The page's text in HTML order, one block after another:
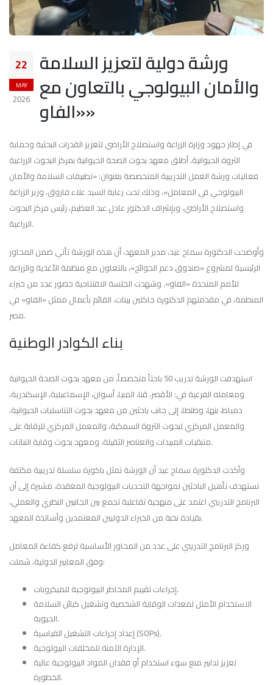
22
MAY
2026
ورشة دولية لتعزيز السلامة
والأمان البيولوجي بالتعاون مع
«الفاو»
في إطار جهود وزارة الزراعة واستصلاح الأراضي لتعزيز القدرات البحثية وحماية
الثروة الحيوانية، أطلق معهد بحوث الصحة الحيوانية بمركز البحوث الزراعية
فعاليات ورشة العمل التدريبية المتخصصة بعنوان: «تطبيقات السلامة والأمان
البيولوجي في المعامل»، وذلك تحت رعاية السيد علاء فاروق، وزير الزراعة
واستصلاح الأراضي، وبإشراف الدكتور عادل عبد العظيم، رئيس مركز البحوث
الزراعية.
وأوضحت الدكتورة سماح عيد، مدير المعهد، أن هذه الورشة تأتي ضمن المحاور
الرئيسية لمشروع «صندوق دعم الجوائح»، بالتعاون مع منظمة الأغذية والزراعة
للأمم المتحدة «الفاو». وشهدت الجلسة الافتتاحية حضور عدد من خبراء
المنظمة، في مقدمتهم الدكتورة جاكلين بينات، القائم بأعمال ممثل «الفاو» في
مصر.
بناء الكوادر الوطنية
استهدفت الورشة تدريب 50 باحثاً متخصصاً، من معهد بحوث الصحة الحيوانية
ومعامله الفرعية في: الأقصر، قنا، المنيا، أسوان، الإسماعيلية، الإسكندرية،
دمياط، بنها، وطنطا، إلى جانب باحثين من معهد بحوث التناسليات الحيوانية،
والمعمل المركزي لبحوث الثروة السمكية، والمعمل المركزي للرقابة على
متبقيات المبيدات والعناصر الثقيلة، ومعهد بحوث وقاية النباتات.
وأكدت الدكتورة سماح عيد أن الورشة تمثل باكورة سلسلة تدريبية مكثفة
تستهدف تأهيل الباحثين لمواجهة التحديات البيولوجية المعقدة، مشيرة إلى أن
البرنامج التدريبي اعتمد على منهجية تفاعلية تجمع بين الجانبين النظري والعملي،
بقيادة نخبة من الخبراء الدوليين المعتمدين وأساتذة المعهد.
وركز البرنامج التدريبي على عدد من المحاور الأساسية لرفع كفاءة المعامل
وفق المعايير الدولية، شملت:
إجراءات تقييم المخاطر البيولوجية للميكروبات.
الاستخدام الأمثل لمعدات الوقاية الشخصية وتشغيل كبائن السلامة
الحيوية.
إعداد إجراءات التشغيل القياسية (SOPs).
الإدارة الآمنة للمخلفات البيولوجية.
تعزيز تدابير منع سوء استخدام أو فقدان المواد البيولوجية عالية
الخطورة.